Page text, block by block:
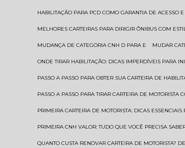
HABILITAÇÃO PARA PCD COMO GARANTIA DE ACESSO
MELHORES CARTEIRAS PARA DIRIGIR ÔNIBUS COM
MUDANÇA DE CATEGORIA CNH D PARA E MUDAR
ONDE TIRAR HABILITAÇÃO: DICAS IMPERDÍVEIS PARA
PASSO A PASSO PARA OBTER SUA CARTEIRA DE
PASSO A PASSO PARA TIRAR CARTEIRA DE MOTORISTA
PRIMEIRA CARTEIRA DE MOTORISTA: DICAS
PRIMEIRA CNH VALOR: TUDO QUE VOCÊ PRECISA
QUANTO CUSTA RENOVAR CARTEIRA DE MOTORISTA?